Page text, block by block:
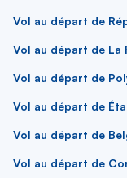
Vol au départ de
Vol au départ de La
Vol au départ de
Vol au départ de
Vol au départ de
Vol au départ de